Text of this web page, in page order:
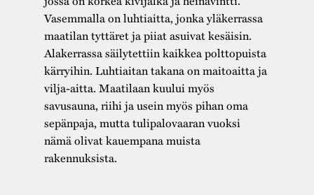
Vasemmalla on luhtiaitta, jonka yläkerrassa
maatilan tyttäret ja piiat asuivat kesäisin.
Alakerrassa säilytettiin kaikkea polttopuista
kärryihin. Luhtiaitan takana on maitoaitta ja
vilja-aitta. Maatilaan kuului myös
savusauna, riihi ja usein myös pihan oma
sepänpaja, mutta tulipalovaaran vuoksi
nämä olivat kauempana muista
rakennuksista.